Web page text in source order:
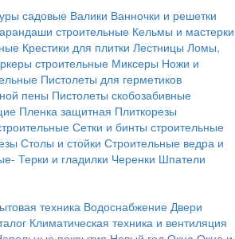
садовые Валики Ванночки и решетки
строительные Кельмы и мастерки
Крестики для плитки Лестницы Ломы,
строительные Миксеры Ножи и
Пистолеты для герметиков
пены Пистолеты скобозабивные
Пленка защитная Плиткорезы
Сетки и бинты строительные
Столы и стойки Строительные ведра и
Терки и гладилки Черенки Шпатели
техника Водоснабжение Двери
Климатическая техника и вентиляция